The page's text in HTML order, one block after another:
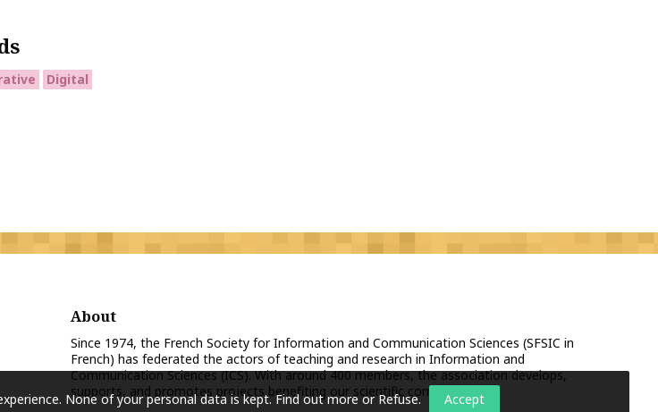
Digital
About
Since 1974, the French Society for Information and Communication Sciences (SFSIC in
French) has federated the actors of teaching and research in Information and
Communication Sciences (ICS). With around 400 members, the association develops,
supports, and promotes projects benefiting our scientific community.
None of your personal data is kept. Find out more or Refuse. Accept